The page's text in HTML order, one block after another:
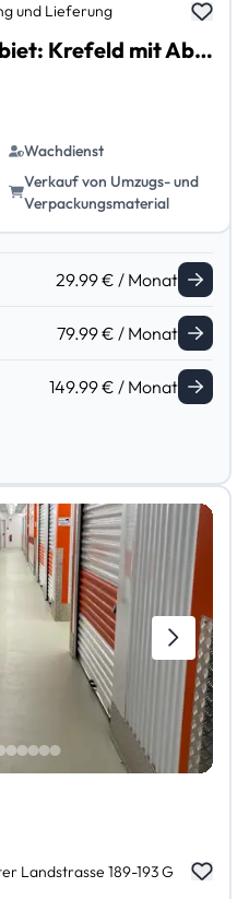
und Lieferung
SaveSpace Abholgebiet: Krefeld mit Abholung und Lieferung
Wachdienst
Verkauf von Umzugs- und
Verpackungsmaterial
29.99 € / Monat
79.99 € / Monat
149.99 € / Monat
Landstrasse 189-193 G